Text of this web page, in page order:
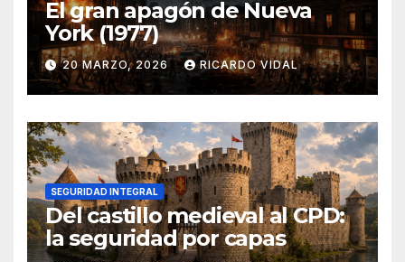
El gran apagón de Nueva
York (1977)
20 MARZO, 2026 RICARDO VIDAL
SEGURIDAD INTEGRAL
Del castillo medieval al CPD:
la seguridad por capas